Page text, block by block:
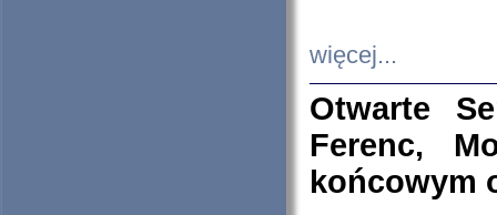
więcej...
Otwarte
Ferenc,
końcowym